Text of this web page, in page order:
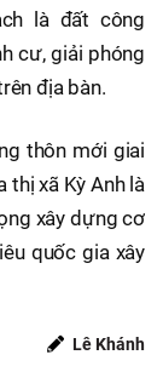
là đất công
cư, giải phóng
địa bàn.
thôn mới giai
xã Kỳ Anh là
xây dựng cơ
quốc gia xây
Lê Khánh